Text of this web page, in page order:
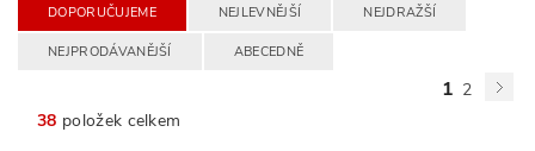
DOPORUČUJEME NEJLEVNĚJŠÍ NEJDRAŽŠÍ
NEJPRODÁVANĚJŠÍ ABECEDNĚ
1 2
38 položek celkem